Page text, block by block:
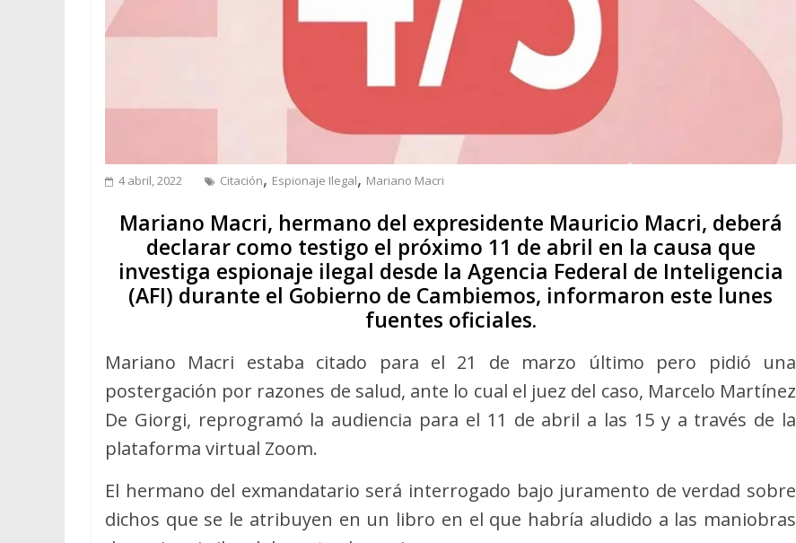
4 abril, 2022 Citación, Espionaje Ilegal, Mariano Macri
Mariano Macri, hermano del expresidente Mauricio Macri, deberá
declarar como testigo el próximo 11 de abril en la causa que
investiga espionaje ilegal desde la Agencia Federal de Inteligencia
(AFI) durante el Gobierno de Cambiemos, informaron este lunes
fuentes oficiales.
Mariano Macri estaba citado para el 21 de marzo último pero pidió una
postergación por razones de salud, ante lo cual el juez del caso, Marcelo Martínez
De Giorgi, reprogramó la audiencia para el 11 de abril a las 15 y a través de la
plataforma virtual Zoom.
El hermano del exmandatario será interrogado bajo juramento de verdad sobre
dichos que se le atribuyen en un libro en el que habría aludido a las maniobras